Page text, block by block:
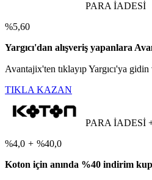
PARA İADESİ
%5,60
Yargıcı'dan alışveriş yapanlara
Avantajix'ten tıklayıp Yargıcı'ya
TIKLA KAZAN
PARA İADESİ
%4,0 + %40,0
Koton için anında %40 indirim